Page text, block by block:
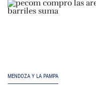
MENDOZA Y LA PAMPA